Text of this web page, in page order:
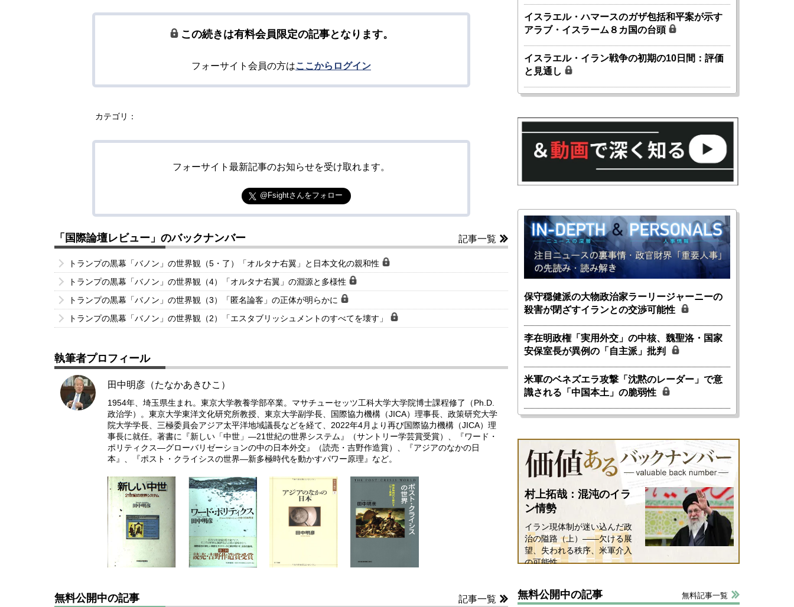
この続きは有料会員限定の記事となります。
フォーサイト会員の方はここからログイン
カテゴリ：
フォーサイト最新記事のお知らせを受け取れます。
@Fsightさんをフォロー
「国際論壇レビュー」のバックナンバー 記事一覧
トランプの黒幕「バノン」の世界観（5・了）「オルタナ右翼」と日本文化の親和性
トランプの黒幕「バノン」の世界観（4）「オルタナ右翼」の淵源と多様性
トランプの黒幕「バノン」の世界観（3）「匿名論客」の正体が明らかに
トランプの黒幕「バノン」の世界観（2）「エスタブリッシュメントのすべてを壊す」
執筆者プロフィール
田中明彦（たなかあきひこ）
1954年、埼玉県生まれ。東京大学教養学部卒業。マサチューセッツ工科大学大学院博士課程修了（Ph.D.
政治学）。東京大学東洋文化研究所教授、東京大学副学長、国際協力機構（JICA）理事長、政策研究大学
院大学学長、三極委員会アジア太平洋地域議長などを経て、2022年4月より再び国際協力機構（JICA）理
事長に就任。著書に『新しい「中世」―21世紀の世界システム』（サントリー学芸賞受賞）、『ワード・
ポリティクス―グローバリゼーションの中の日本外交』（読売・吉野作造賞）、『アジアのなかの日
本』、『ポスト・クライシスの世界―新多極時代を動かすパワー原理』など。
無料公開中の記事 記事一覧
イスラエル・ハマースのガザ包括和平案が示す
アラブ・イスラーム８カ国の台頭
イスラエル・イラン戦争の初期の10日間：評価
と見通し
保守穏健派の大物政治家ラーリージャーニーの
殺害が閉ざすイランとの交渉可能性
李在明政権「実用外交」の中核、魏聖洛・国家
安保室長が異例の「自主派」批判
米軍のベネズエラ攻撃「沈黙のレーダー」で意
識される「中国本土」の脆弱性
村上拓哉：混沌のイラ
ン情勢
イラン現体制が迷い込んだ政
治の隘路（上）――欠ける展
望、失われる秩序、米軍介入
の可能性
無料公開中の記事 無料記事一覧